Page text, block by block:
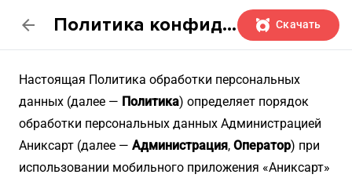
arrow_back Политика конфиденциальности Скачать
Настоящая Политика обработки персональных
данных (далее — Политика) определяет порядок
обработки персональных данных Администрацией
Аниксарт (далее — Администрация, Оператор) при
использовании мобильного приложения «Аниксарт»